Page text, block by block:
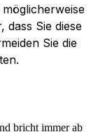
dass Sie diese
Sie die